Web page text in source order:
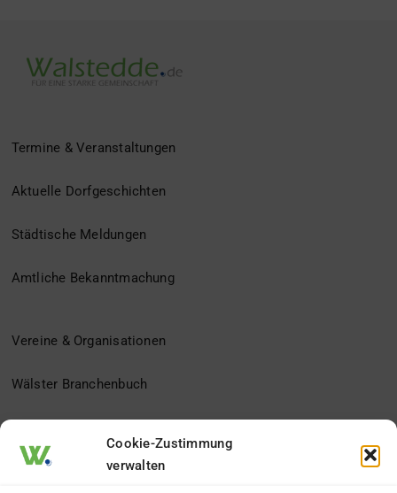
Cookie-Zustimmung
verwalten
Termine & Veranstaltungen
Aktuelle Dorfgeschichten
Städtische Meldungen
Amtliche Bekanntmachung
Vereine & Organisationen
Wälster Branchenbuch